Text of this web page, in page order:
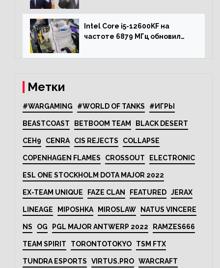
Intel Core i5-12600KF на
частоте 6879 МГц обновил
Метки
#WARGAMING #WORLD OF TANKS #ИГРЫ
BEASTCOAST BETBOOM TEAM BLACK DESERT
CEH9 CENRA CIS REJECTS COLLAPSE
COPENHAGEN FLAMES CROSSOUT ELECTRONIC
ESL ONE STOCKHOLM DOTA MAJOR 2022
EX-TEAM UNIQUE FAZE CLAN FEATURED JERAX
LINEAGE MIPOSHKA MIROSLAW NATUS VINCERE
NS OG PGL MAJOR ANTWERP 2022 RAMZES666
TEAM SPIRIT TORONTOTOKYO TSM FTX
TUNDRA ESPORTS VIRTUS.PRO WARCRAFT